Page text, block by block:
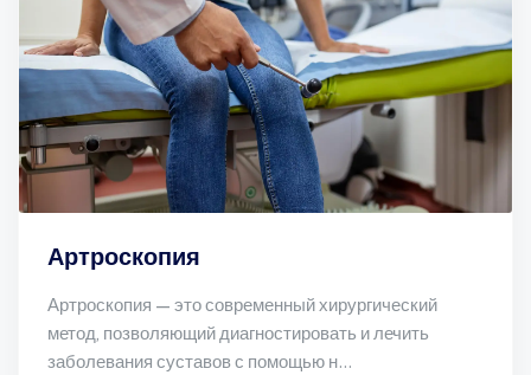
Артроскопия
Артроскопия — это современный хирургический
метод, позволяющий диагностировать и лечить
заболевания суставов с помощью н...